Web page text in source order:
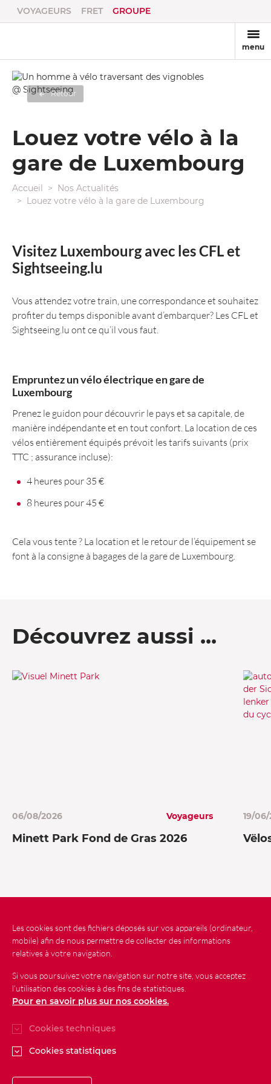
VOYAGEURS FRET GROUPE
menu
@ Sightseeing
Retour
Louez votre vélo à la
gare de Luxembourg
Accueil
Nos Actualités
Louez votre vélo à la gare de Luxembourg
Visitez Luxembourg avec les CFL et
Sightseeing.lu
Vous attendez votre train, une correspondance et souhaitez
profiter du temps disponible avant d’embarquer? Les CFL et
Sightseeing.lu ont ce qu’il vous faut.
Empruntez un vélo électrique en gare de
Luxembourg
Prenez le guidon pour découvrir le pays et sa capitale, de
manière indépendante et en tout confort. La location de ces
vélos entièrement équipés prévoit les tarifs suivants (prix
TTC ; assurance incluse):
4 heures pour 35 €
8 heures pour 45 €
Cela vous tente ? La location et le retour de l’équipement se
font à la consigne à bagages de la gare de Luxembourg.
Découvrez aussi ...
06/08/2026 Voyageurs
Minett Park Fond de Gras 2026
19/
Actualités Contact Plan du site
Mentions légales
Protection des données personnelles
Accessibilité
Les cookies sont des fichiers déposés sur vos appareils (ordinateur,
mobile) afin de nous permettre de collecter des informations
relatives à votre navigation.
Si vous poursuivez votre navigation sur notre site, vous acceptez
l’utilisation des cookies à des fins de statistiques.
Pour en savoir plus sur nos cookies.
Cookies techniques
Cookies statistiques